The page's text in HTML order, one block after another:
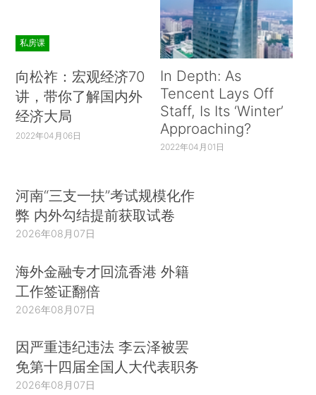
私房课
向松祚：宏观经济70
讲，带你了解国内外
经济大局
2022年04月06日
In Depth: As
Tencent Lays Off
Staff, Is Its ‘Winter’
Approaching?
2022年04月01日
河南“三支一扶”考试规模化作
弊 内外勾结提前获取试卷
2026年08月07日
海外金融专才回流香港 外籍
工作签证翻倍
2026年08月07日
因严重违纪违法 李云泽被罢
免第十四届全国人大代表职务
2026年08月07日